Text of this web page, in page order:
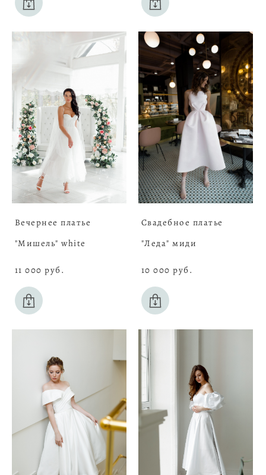
Вечернее платье
"Мишель" white
11 000 pуб.
Свадебное платье
"Леда" миди
10 000 pуб.